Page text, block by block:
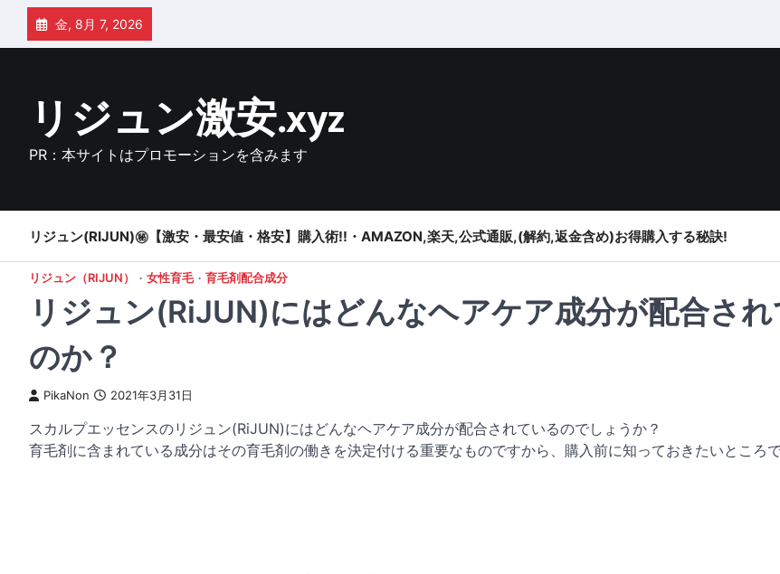
Skip
content
金, 8月 7, 2026
リジュン激安.xyz
PR：本サイトはプロモーションを含みます
リジュン(RIJUN)㊙【激安・最安値・格安】購入術!!・AMAZON,楽天,公式通販,(解約,返金含め)お得購入する秘訣!
リジュン（RIJUN） 女性育毛 育毛剤配合成分
リジュン(RiJUN)にはどんなヘアケア成分が配合され
のか？
PikaNon 2021年3月31日
スカルプエッセンスのリジュン(RiJUN)にはどんなヘアケア成分が配合されているのでしょうか？
育毛剤に含まれている成分はその育毛剤の働きを決定付ける重要なものですから、購入前に知っておきたいところで